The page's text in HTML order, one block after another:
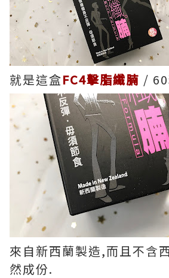
就是這盒FC4擊脂纖腩 /
來自新西蘭製造,而且不含
然成份.